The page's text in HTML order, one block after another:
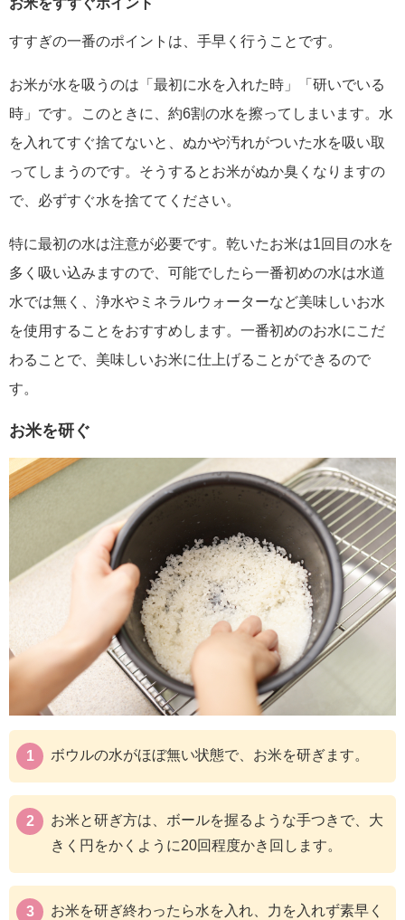
お米をすすぐポイント
すすぎの一番のポイントは、手早く行うことです。
お米が水を吸うのは「最初に水を入れた時」「研いでいる
時」です。このときに、約6割の水を擦ってしまいます。水
を入れてすぐ捨てないと、ぬかや汚れがついた水を吸い取
ってしまうのです。そうするとお米がぬか臭くなりますの
で、必ずすぐ水を捨ててください。
特に最初の水は注意が必要です。乾いたお米は1回目の水を
多く吸い込みますので、可能でしたら一番初めの水は水道
水では無く、浄水やミネラルウォーターなど美味しいお水
を使用することをおすすめします。一番初めのお水にこだ
わることで、美味しいお米に仕上げることができるので
す。
お米を研ぐ
ボウルの水がほぼ無い状態で、お米を研ぎます。
お米と研ぎ方は、ボールを握るような手つきで、大
きく円をかくように20回程度かき回します。
お米を研ぎ終わったら水を入れ、力を入れず素早く